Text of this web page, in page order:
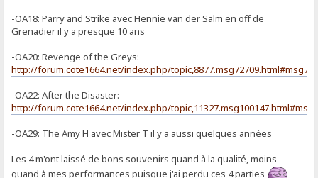
-OA18: Parry and Strike avec Hennie van der Salm en off de
Grenadier il y a presque 10 ans
-OA20: Revenge of the Greys:
http://forum.cote1664.net/index.php/
-OA22: After the Disaster:
http://forum.cote1664.net/index.php/
-OA29: The Amy H avec Mister T il y a aussi quelques années
Les 4 m'ont laissé de bons souvenirs quand à la qualité, moins
quand à mes performances puisque j'ai perdu ces 4 parties